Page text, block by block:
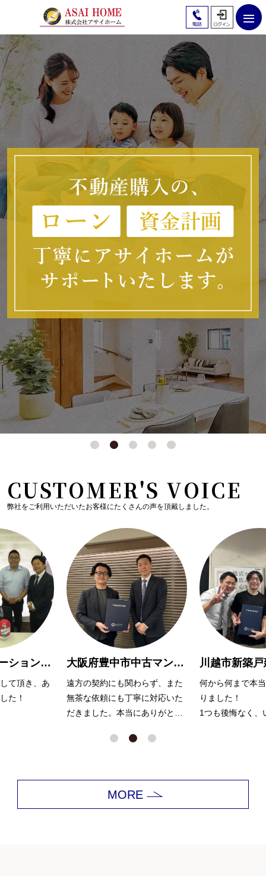
CUSTOMER'S VOICE
弊社をご利用いただいたお客様にたくさんの声を頂戴しました。
大阪府豊中市中古マンション購入Y様
らず、また
に対応いた
川越市新築戸建購入 A様
何から何まで本当にお世話にな
りました！
1つも後悔なく、いい家が見つ
と思っています。
親切で親身に対
りがとうござい
MORE